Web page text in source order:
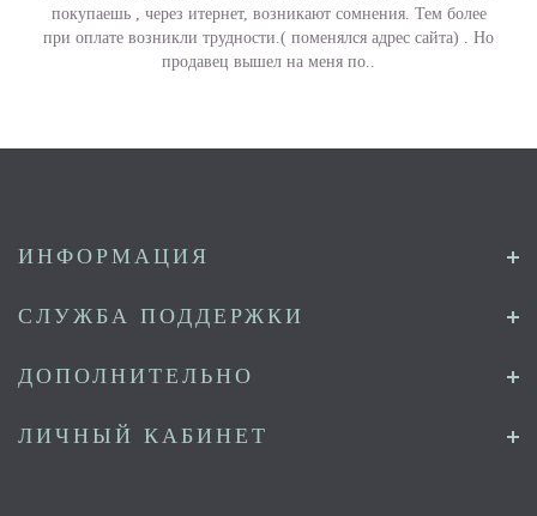
покупаешь , через итернет, возникают сомнения. Тем более
при оплате возникли трудности.( поменялся адрес сайта) . Но
продавец вышел на меня по..
ИНФОРМАЦИЯ
СЛУЖБА ПОДДЕРЖКИ
ДОПОЛНИТЕЛЬНО
ЛИЧНЫЙ КАБИНЕТ